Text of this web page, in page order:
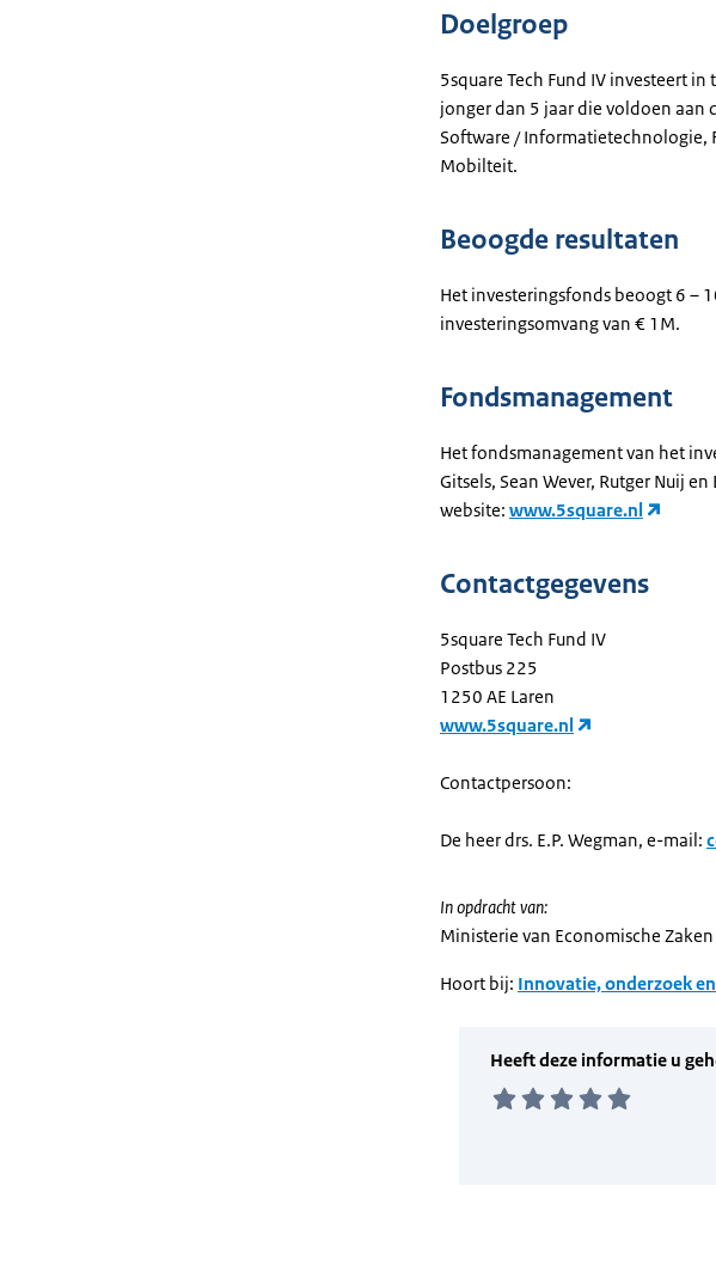
Doelgroep
5square Tech Fund IV investeert
jonger dan 5 jaar die voldoen aan
Software / Informatietechnologie,
Mobilteit.
Beoogde resultaten
Het investeringsfonds beoogt 6 –
investeringsomvang van € 1M.
Fondsmanagement
Het fondsmanagement van het
Gitsels, Sean Wever, Rutger Nuij
website: www.5square.nl
Contactgegevens
5square Tech Fund IV
Postbus 225
1250 AE Laren
www.5square.nl
Contactpersoon:
De heer drs. E.P. Wegman, e-mail:
In opdracht van:
Ministerie van Economische Zaken
Hoort bij: Innovatie, onderzoek